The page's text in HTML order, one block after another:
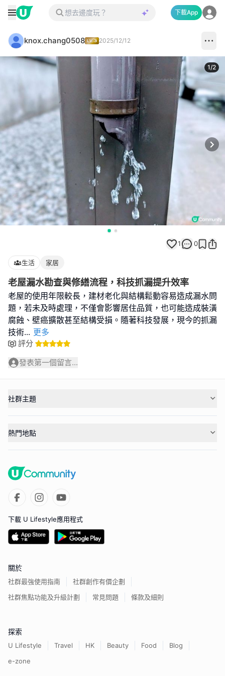
下載App
knox.chang0508 2025/12/12
1/2
1 0
生活 家居
老屋漏水勘查與修繕流程，科技抓漏提升效率
老屋的使用年限較長，建材老化與結構鬆動容易造成漏水問
題，若未及時處理，不僅會影響居住品質，也可能造成裝潢
腐蝕、壁癌擴散甚至結構受損。隨著科技發展，現今的抓漏
技術... 更多
評分
發表第一個留言...
社群主題
熱門地點
下載 U Lifestyle應用程式
關於
社群最強使用指南
社群創作有價企劃
社群焦點功能及升級計劃
常見問題 條款及細則
探索
U Lifestyle Travel HK Beauty Food
Blog
e-zone